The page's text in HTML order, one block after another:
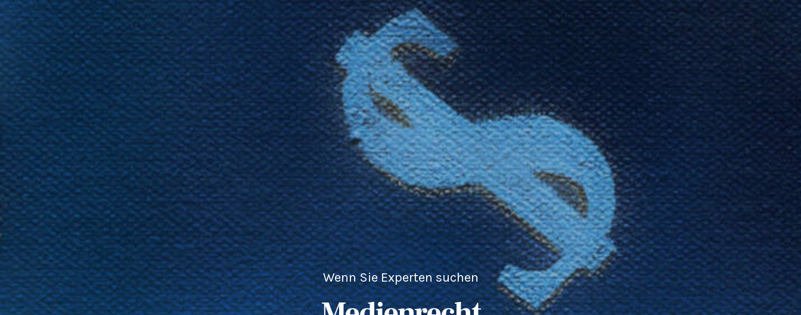
Wenn Sie Experten suchen